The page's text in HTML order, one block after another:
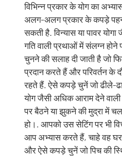
विभिन्न प्रकार के योग का
अलग-अलग प्रकार के कपड़े
सकती है. विन्यास या पावर
गति वाली प्रथाओं में संलग्न होने
चुनने की सलाह दी जाती है जो
प्रदान करते हैं और परिवर्तन के
रहते हैं. ऐसे कपड़े चुनें जो ढीले-
योग जैसी अधिक आराम देने
पर बैठने या झुकने की मुद्रा में
हो।. आपको उस सेटिंग पर भी
आप अभ्यास करते हैं, चाहे वह घर
और ऐसे कपड़े चुनें जो पिच की